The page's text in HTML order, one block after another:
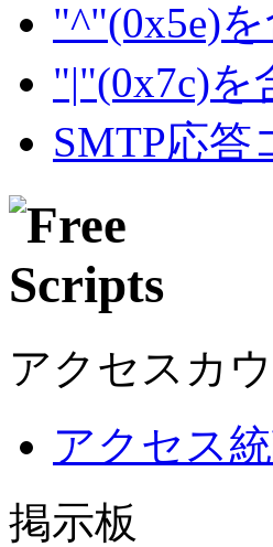
"^"(0x5e)
"|"(0x7c)を
SMTP応答
アクセスカ
アクセス
掲示板